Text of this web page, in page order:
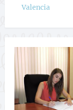
Valencia